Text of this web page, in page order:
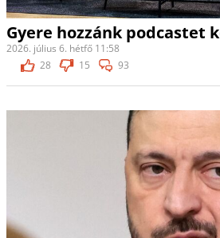
Gyere hozzánk podcastet
2026. július 6. hétfő 11:58
28
15 93